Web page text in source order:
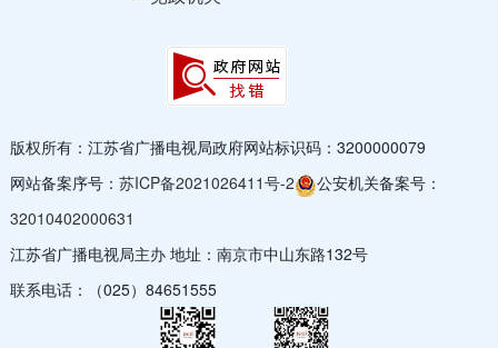
版权所有：江苏省广播电视局政府网站标识码：3200000079
网站备案序号： 苏ICP备2021026411号-2
公安机关备案号：
32010402000631
江苏省广播电视局主办 地址：南京市中山东路132号
联系电话：（025）84651555